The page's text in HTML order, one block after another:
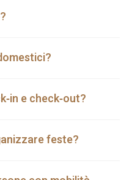
e check‑out?
feste?